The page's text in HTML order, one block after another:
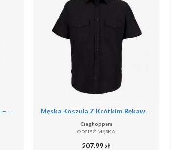
Kurtka Storm Pomarańczowa – Męska Termiczna Kurtka Kolarska Męska Koszula Z Krótkim Rękawem Expert Kiwi
Craghoppers
ODZIEŻ MĘSKA
207.99 zł